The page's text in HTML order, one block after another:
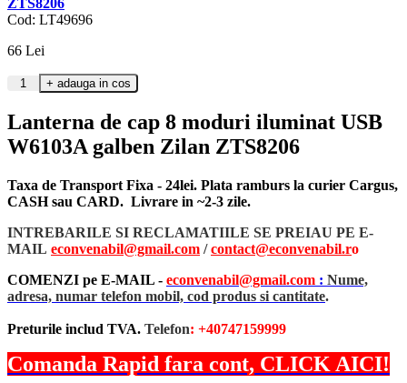
Cod: LT49696
66 Lei
Lanterna de cap 8 moduri iluminat USB
W6103A galben Zilan ZTS8206
Taxa de Transport Fixa - 24lei. Plata ramburs la curier Cargus,
CASH sau CARD. Livrare in ~2-3 zile.
INTREBARILE SI RECLAMATIILE SE PREIAU PE E-
MAIL econvenabil@gmail.com /contact@econvenabil.ro
COMENZI pe E-MAIL - econvenabil@gmail.com : Nume,
adresa, numar telefon mobil, cod produs si cantitate.
Preturile includ TVA. Telefon: +40747159999
Comanda Rapid fara cont, CLICK AICI!